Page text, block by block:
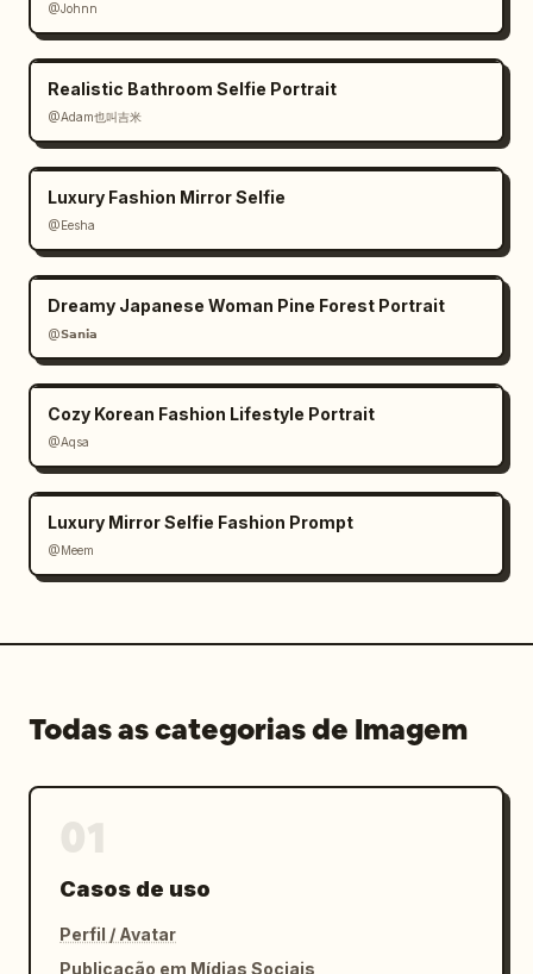
@Johnn
Realistic Bathroom Selfie Portrait
@Adam也叫吉米
Luxury Fashion Mirror Selfie
@Eesha
Dreamy Japanese Woman Pine Forest Portrait
@𝗦𝗮𝗻𝗶𝗮
Cozy Korean Fashion Lifestyle Portrait
@Aqsa
Luxury Mirror Selfie Fashion Prompt
@Meem
Todas as categorias de Imagem
Casos de uso
Perfil / Avatar
Publicação em Mídias Sociais